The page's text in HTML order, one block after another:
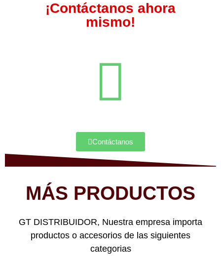
¡Contáctanos ahora
mismo!
Contáctanos
MÁS PRODUCTOS
GT DISTRIBUIDOR, Nuestra empresa importa
productos o accesorios de las siguientes
categorias